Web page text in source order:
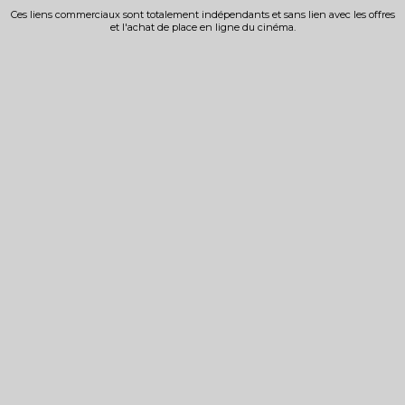
Ces liens commerciaux sont totalement indépendants et sans lien avec les offres
et l'achat de place en ligne du cinéma.